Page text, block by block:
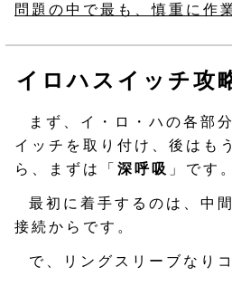
問題の中で最も、慎重に作
イロハスイッチ攻
まず、イ・ロ・ハの各部
イッチを取り付け、後はも
ら、まずは「 深呼吸 」です。
最初に着手するのは、中
接続からです。
で、リングスリーブなり